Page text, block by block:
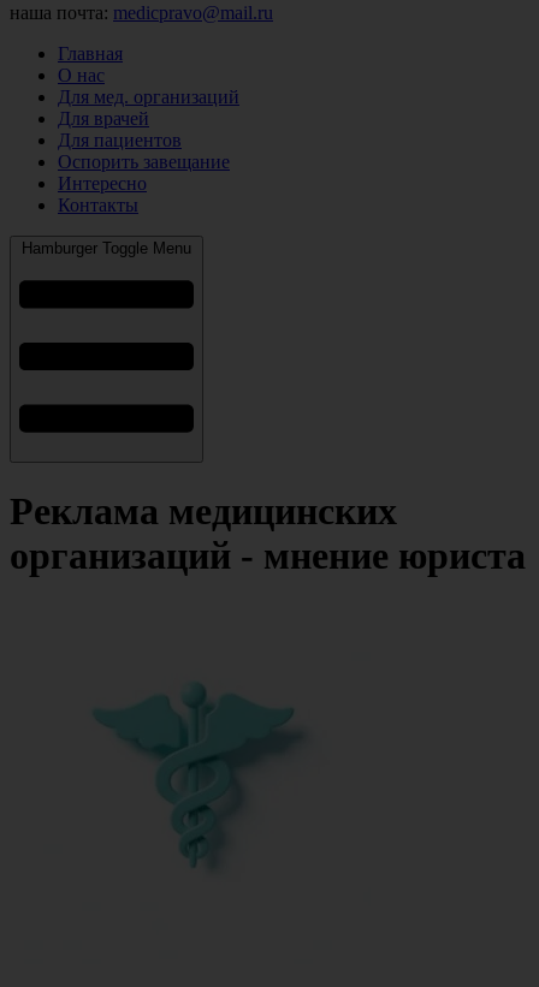
наша почта: medicpravo@mail.ru
Главная
О нас
Для мед. организаций
Для врачей
Для пациентов
Оспорить завещание
Интересно
Контакты
Hamburger Toggle Menu
Реклама медицинских
организаций - мнение юриста